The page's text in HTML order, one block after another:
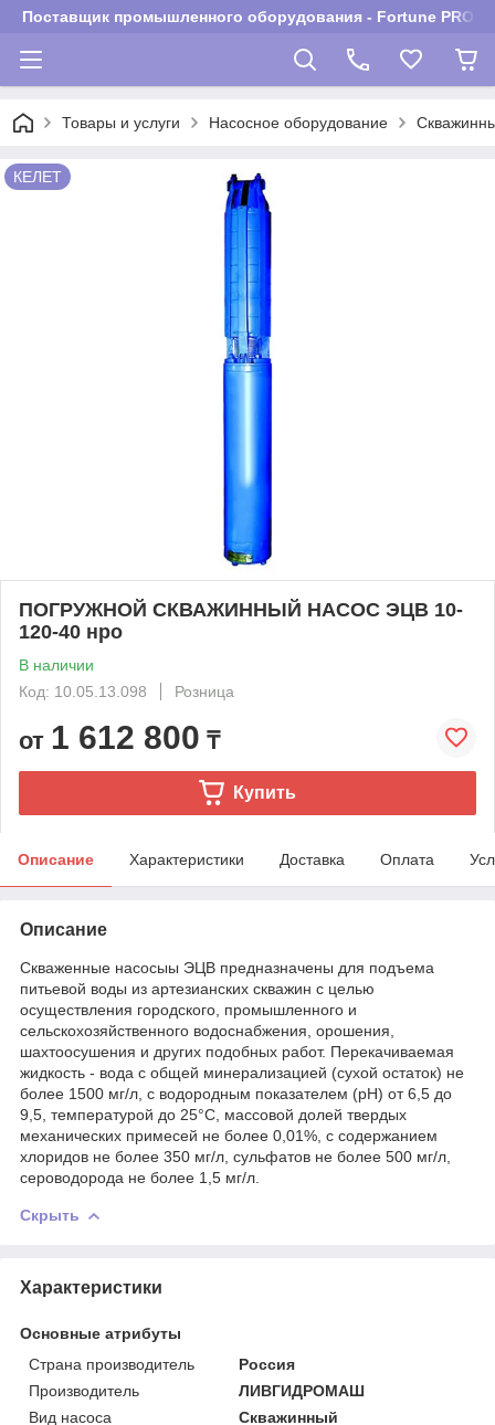
Поставщик промышленного оборудования - Fortune PROM
Товары и услуги Насосное оборудование
КЕЛЕТ
ПОГРУЖНОЙ СКВАЖИННЫЙ НАСОС ЭЦВ 10-
120-40 нро
В наличии
Код: 10.05.13.098
Розница
от 1 612 800 ₸
Купить
Описание Характеристики Доставка Оплата
Описание
Скваженные насосыы ЭЦВ предназначены для подъема
питьевой воды из артезианских скважин с целью
осуществления городского, промышленного и
сельскохозяйственного водоснабжения, орошения,
шахтоосушения и других подобных работ. Перекачиваемая
жидкость - вода с общей минерализацией (сухой остаток) не
более 1500 мг/л, с водородным показателем (рН) от 6,5 до
9,5, температурой до 25°С, массовой долей твердых
механических примесей не более 0,01%, с содержанием
хлоридов не более 350 мг/л, сульфатов не более 500 мг/л,
сероводорода не более 1,5 мг/л.
Скрыть
Характеристики
Основные атрибуты
Страна производитель
Россия
Производитель
ЛИВГИДРОМАШ
Вид насоса
Скважинный